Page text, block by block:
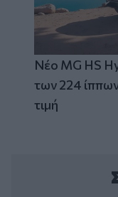
Νέο MG HS
των 224
τιμή